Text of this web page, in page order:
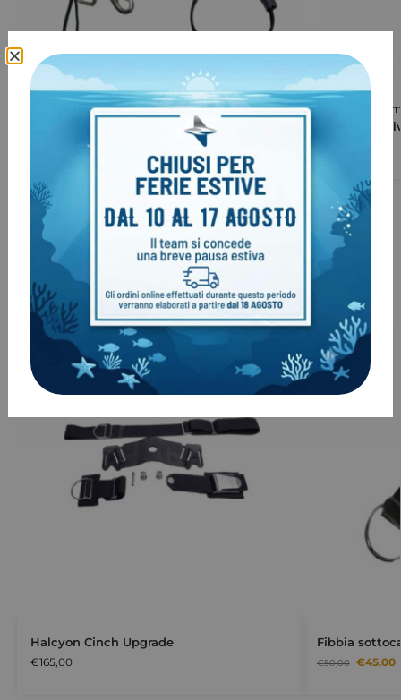
Stage KIT DirZONE – S40
Banda in
Clienti come te, hanno acquistato
anche:
Halcyon Cinch Upgrade
€165,00
-10%
Fibbia
€50,00 €45,00